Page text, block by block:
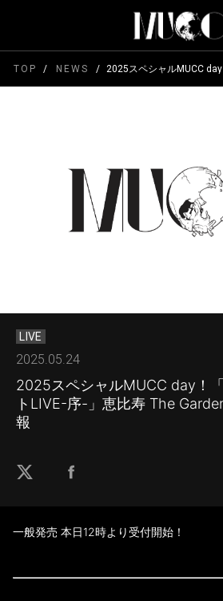
TOP NEWS 2025スペシャルMUCC
LIVE
2025.05.24
2025スペシャルMUCC day！
トLIVE-序-」恵比寿 The
報
一般発売 本日12時より受付開始！